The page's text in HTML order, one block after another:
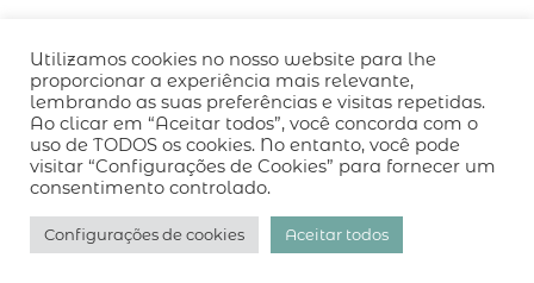
QUEM SOMOS
CÓDIGO DE CONDUTA
POLÍTICA DE PRIVACIDADE
TERMOS DE USO
desenvolvido pelo
Utilizamos cookies no nosso website para lhe
proporcionar a experiência mais relevante,
lembrando as suas preferências e visitas repetidas.
Ao clicar em “Aceitar todos”, você concorda com o
uso de TODOS os cookies. No entanto, você pode
visitar “Configurações de Cookies” para fornecer um
consentimento controlado.
Configurações de cookies Aceitar todos